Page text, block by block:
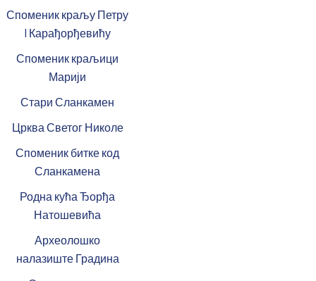
Споменик краљу Петру
I Карађорђевићу
Споменик краљици
Марији
Стари Сланкамен
Црква Светог Николе
Споменик битке код
Сланкамена
Родна кућа Ђорђа
Натошевића
Археолошко
налазиште Градина